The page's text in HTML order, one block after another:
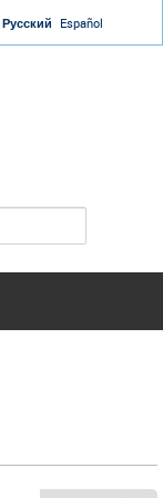
Русский Español